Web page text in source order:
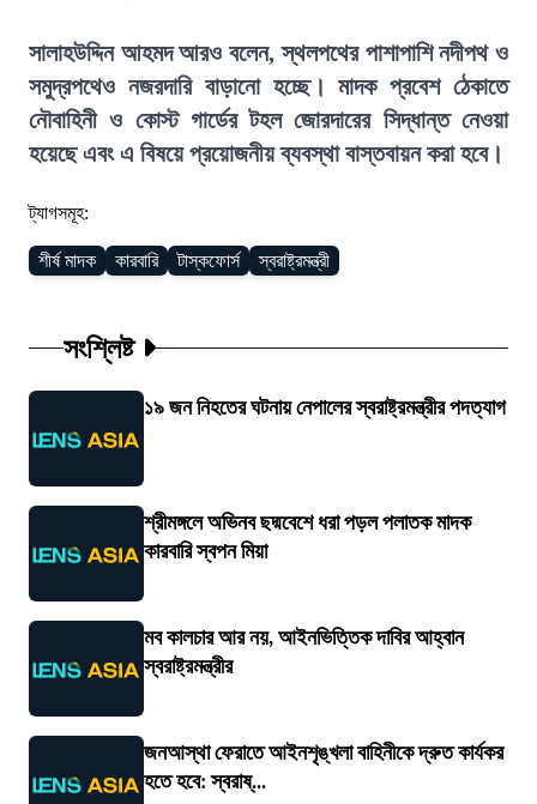
সালাহউদ্দিন আহমদ আরও বলেন, স্থলপথের পাশাপাশি নদীপথ ও
সমুদ্রপথেও নজরদারি বাড়ানো হচ্ছে। মাদক প্রবেশ ঠেকাতে
নৌবাহিনী ও কোস্ট গার্ডের টহল জোরদারের সিদ্ধান্ত নেওয়া
হয়েছে এবং এ বিষয়ে প্রয়োজনীয় ব্যবস্থা বাস্তবায়ন করা হবে।
ট্যাগসমূহ:
শীর্ষ মাদক কারবারি টাস্কফোর্স স্বরাষ্ট্রমন্ত্রী
সংশ্লিষ্ট
১৯ জন নিহতের ঘটনায় নেপালের স্বরাষ্ট্রমন্ত্রীর পদত্যাগ
শ্রীমঙ্গলে অভিনব ছদ্মবেশে ধরা পড়ল পলাতক মাদক
কারবারি স্বপন মিয়া
মব কালচার আর নয়, আইনভিত্তিক দাবির আহ্বান
স্বরাষ্ট্রমন্ত্রীর
জনআস্থা ফেরাতে আইনশৃঙ্খলা বাহিনীকে দ্রুত কার্যকর
হতে হবে: স্বরাষ্...